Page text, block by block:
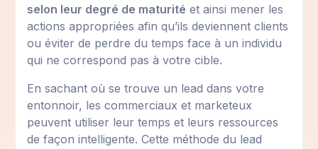
selon leur degré de maturité et ainsi mener les
actions appropriées afin qu’ils deviennent clients
ou éviter de perdre du temps face à un individu
qui ne correspond pas à votre cible.
En sachant où se trouve un lead dans votre
entonnoir, les commerciaux et marketeux
peuvent utiliser leur temps et leurs ressources
de façon intelligente. Cette méthode du lead